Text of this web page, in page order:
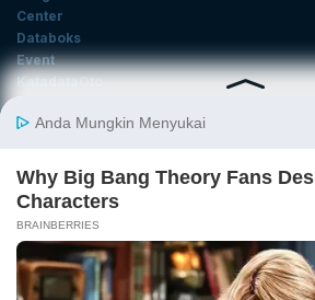
Center
Databoks
Event
KatadataOto
Email